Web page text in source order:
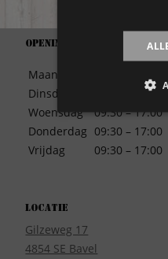
Openingstijden
Maandag
Dinsdag
Woensdag
Donderdag
Vrijdag
09:30 – 17:00
09:30 – 17:00
09:30 – 17:00
09:30 – 17:00
Locatie
Gilzeweg 17
4854 SE Bavel